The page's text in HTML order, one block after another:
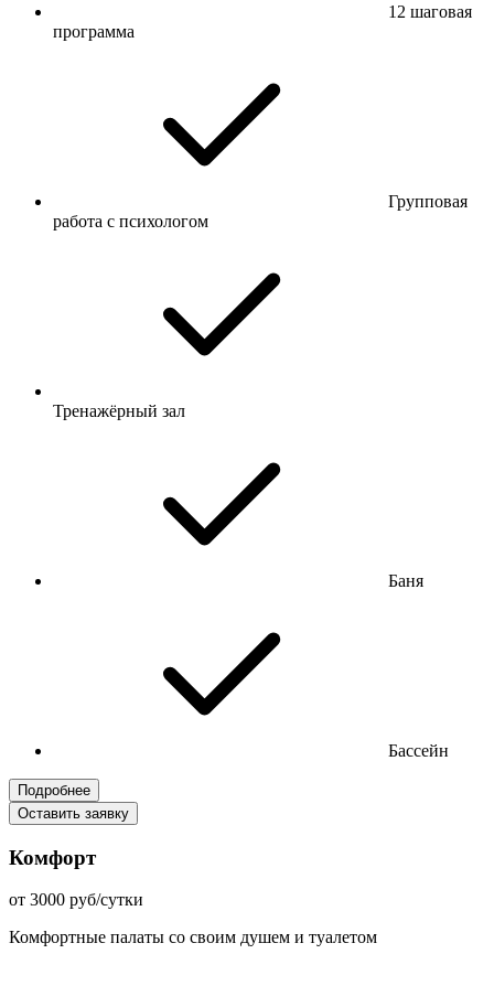
12 шаговая
программа
Групповая
работа с психологом
Тренажёрный зал
Баня
Бассейн
Подробнее
Оставить заявку
Комфорт
от 3000 руб/сутки
Комфортные палаты со своим душем и туалетом